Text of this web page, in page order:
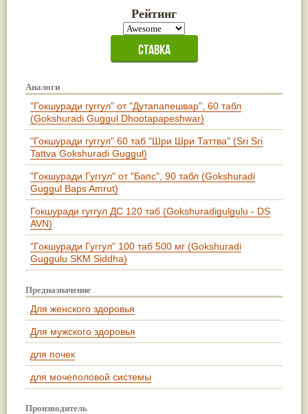
Рейтинг
Аналоги
"Гокшуради гуггул" от "Дутапапешвар", 60 табл
(Gokshuradi Guggul Dhootapapeshwar)
"Гокшуради гуггул" 60 таб "Шри Шри Таттва" (Sri Sri
Tattva Gokshuradi Guggul)
"Гокшуради Гуггул" от "Бапс", 90 табл (Gokshuradi
Guggul Baps Amrut)
Гокшуради гуггул ДС 120 таб (Gokshuradigulgulu - DS
AVN)
"Гокшуради Гуггул" 100 таб 500 мг (Gokshuradi
Guggulu SKM Siddha)
Предназначение
Для женского здоровья
Для мужского здоровья
для почек
для мочеполовой системы
Производитель